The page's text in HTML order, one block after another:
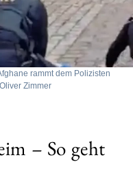
rammt dem Polizisten
Zimmer
– So geht